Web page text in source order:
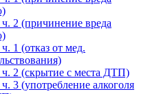
2 (причинение вреда
1 (отказ от мед.
ч. 2 (скрытие с места ДТП)
3 (употребление алкоголя